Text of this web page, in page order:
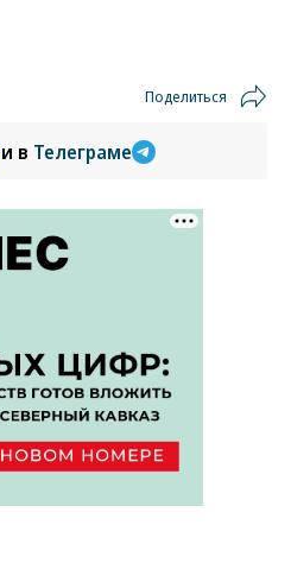
Поделиться
и в Телеграме